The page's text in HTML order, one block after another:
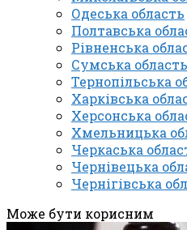
Одеська область
Полтавська
Рівненська
Сумська область
Тернопільська
Харківська
Херсонська
Хмельницька
Черкаська
Чернівецька
Чернігівська
Може бути корисним